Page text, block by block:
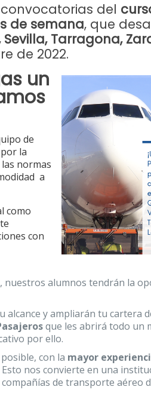
del
de semana, que
Tarragona,
de 2022.
un
de
la
normas
a
como
con
, nuestros alumnos tendrán la
y ampliarán tu cartera
que les abrirá todo un
por ello.
con la mayor
Esto nos convierte en una
de transporte aéreo